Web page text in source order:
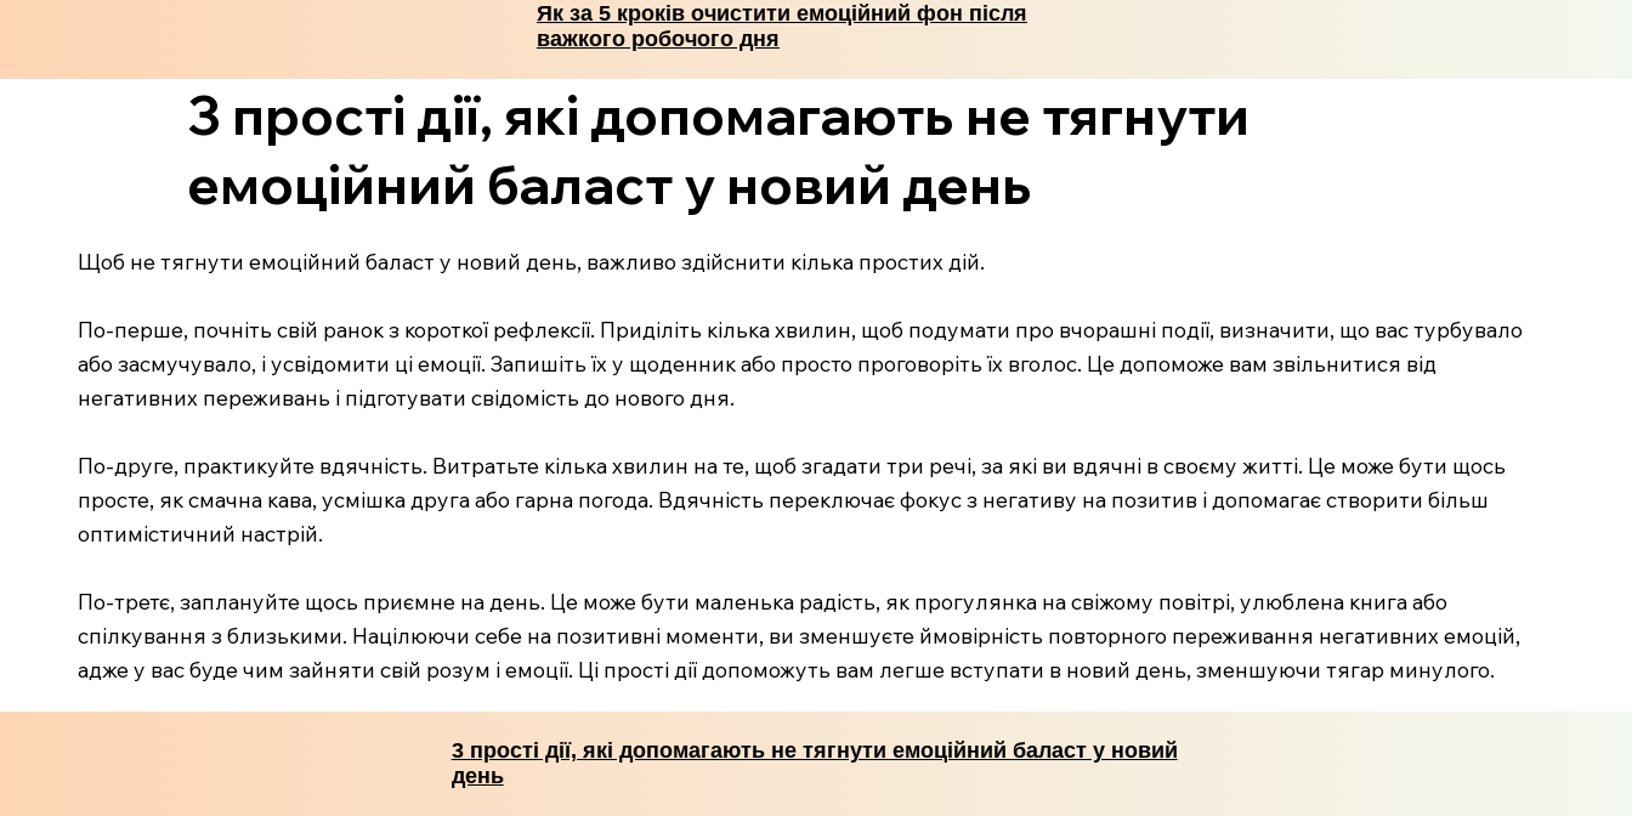
Як за 5 кроків очистити емоційний фон після
важкого робочого дня
3 прості дії, які допомагають не тягнути
емоційний баласт у новий день
Щоб не тягнути емоційний баласт у новий день, важливо здійснити кілька простих дій.
По-перше, почніть свій ранок з короткої рефлексії. Приділіть кілька хвилин, щоб подумати про вчорашні події, визначити, що вас турбувало
або засмучувало, і усвідомити ці емоції. Запишіть їх у щоденник або просто проговоріть їх вголос. Це допоможе вам звільнитися від
негативних переживань і підготувати свідомість до нового дня.
По-друге, практикуйте вдячність. Витратьте кілька хвилин на те, щоб згадати три речі, за які ви вдячні в своєму житті. Це може бути щось
просте, як смачна кава, усмішка друга або гарна погода. Вдячність переключає фокус з негативу на позитив і допомагає створити більш
оптимістичний настрій.
По-третє, заплануйте щось приємне на день. Це може бути маленька радість, як прогулянка на свіжому повітрі, улюблена книга або
спілкування з близькими. Націлюючи себе на позитивні моменти, ви зменшуєте ймовірність повторного переживання негативних емоцій,
адже у вас буде чим зайняти свій розум і емоції. Ці прості дії допоможуть вам легше вступати в новий день, зменшуючи тягар минулого.
3 прості дії, які допомагають не тягнути емоційний баласт у новий
день